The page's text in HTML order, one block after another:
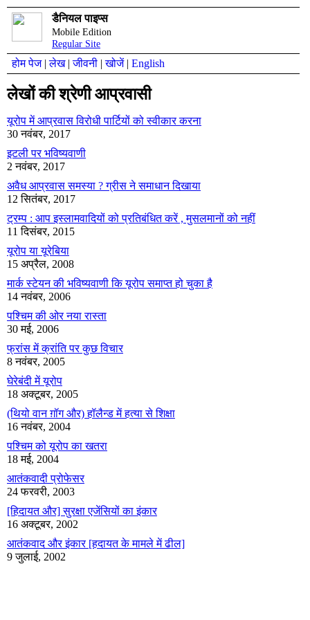
डैनियल पाइप्स
Mobile Edition
Regular Site
होम पेज|लेख|जीवनी |खोजें| English
लेखों की श्रेणी आप्रवासी
यूरोप में आप्रवास विरोधी पार्टियों को स्वीकार करना
30 नवंबर, 2017
इटली पर भविष्यवाणी
2 नवंबर, 2017
अवैध आप्रवास समस्या ? ग्रीस ने समाधान दिखाया
12 सितंबर, 2017
ट्रम्प : आप इस्लामवादियों को प्रतिबंधित करें , मुसलमानों को नहीं
11 दिसंबर, 2015
यूरोप या यूरेबिया
15 अप्रैल, 2008
मार्क स्टेयन की भविष्यवाणी कि यूरोप समाप्त हो चुका है
14 नवंबर, 2006
पश्चिम की ओर नया रास्ता
30 मई, 2006
फ्रांस में क्रांति पर कुछ विचार
8 नवंबर, 2005
घेरेबंदी में यूरोप
18 अक्टूबर, 2005
(थियो वान ग़ॉग और) हॉलैन्ड में हत्या से शिक्षा
16 नवंबर, 2004
पश्चिम को यूरोप का खतरा
18 मई, 2004
आतंकवादी प्रोफेसर
24 फरवरी, 2003
[हिदायत और] सुरक्षा एजेंसियों का इंकार
16 अक्टूबर, 2002
आतंकवाद और इंकार [हदायत के मामले में ढील]
9 जुलाई, 2002